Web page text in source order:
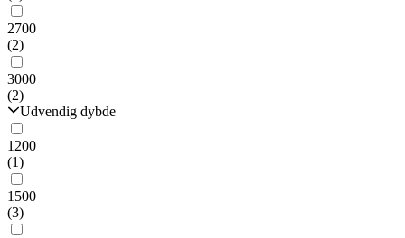
2700
(2)
3000
(2)
Udvendig dybde
1200
(1)
1500
(3)